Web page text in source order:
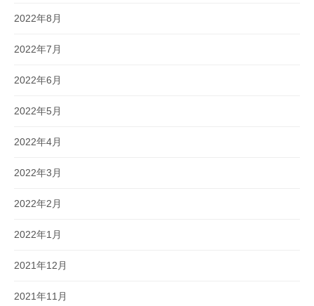
2022年8月
2022年7月
2022年6月
2022年5月
2022年4月
2022年3月
2022年2月
2022年1月
2021年12月
2021年11月